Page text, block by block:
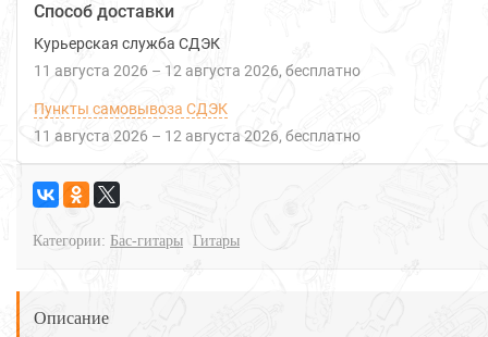
Способ доставки
Курьерская служба СДЭК
11 августа 2026 – 12 августа 2026 Бесплатно
Пункты самовывоза СДЭК
11 августа 2026 – 12 августа 2026 Бесплатно
Категории: Бас-гитары Гитары
Описание